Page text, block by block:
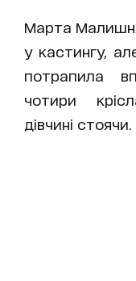
Марта
у кастингу,
потрапила
чотири
дівчині стоячи.